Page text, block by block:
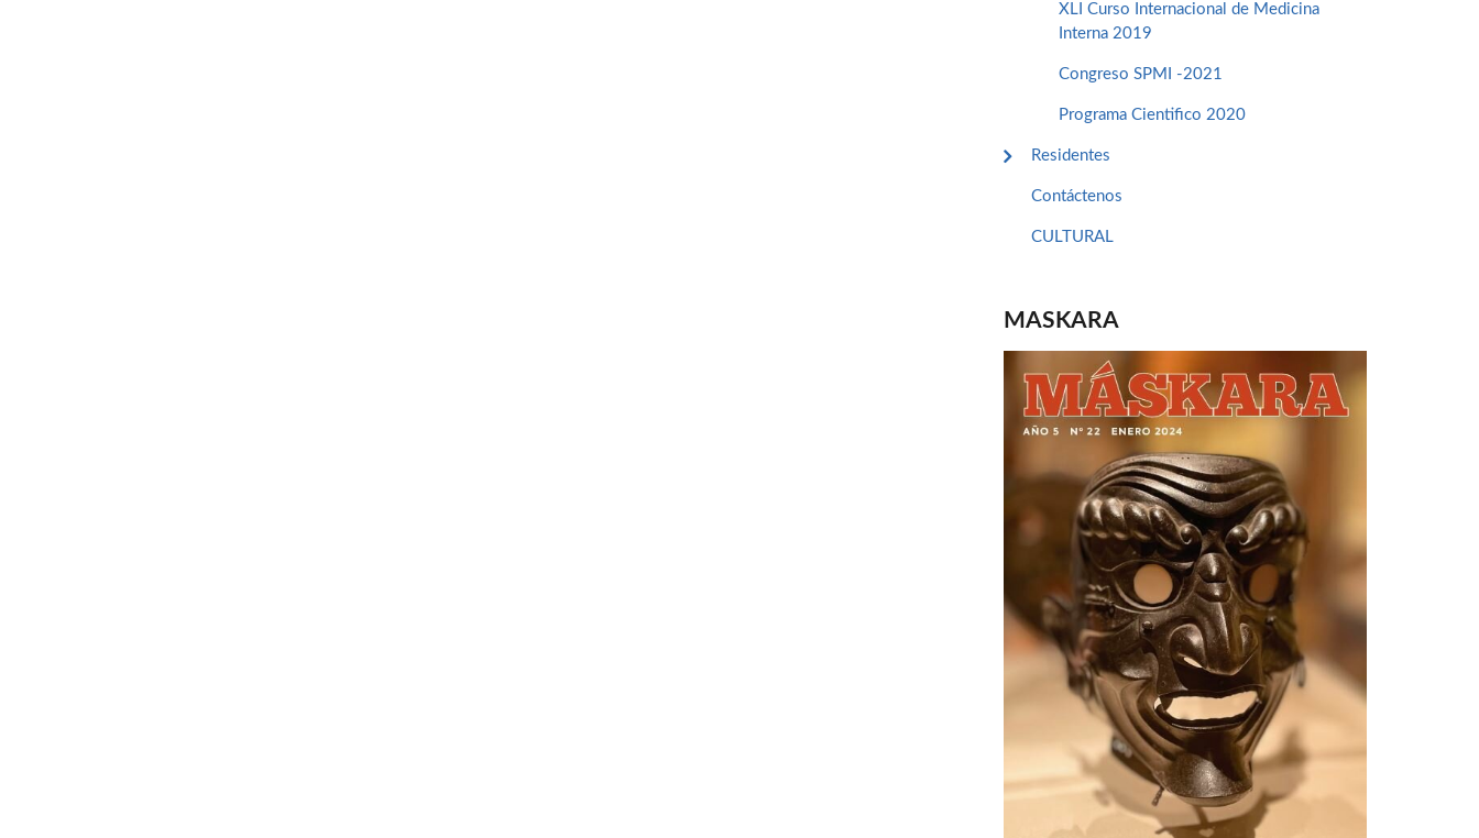
XLI Curso Internacional de Medicina
Interna 2019
Congreso SPMI -2021
Programa Cientifico 2020
Residentes
Contáctenos
CULTURAL
MASKARA